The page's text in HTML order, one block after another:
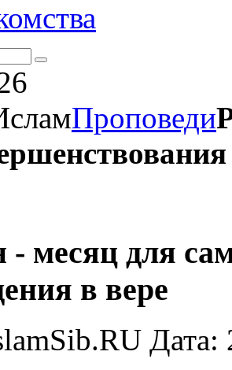
Проповеди
- месяц для
в вере
Дата: